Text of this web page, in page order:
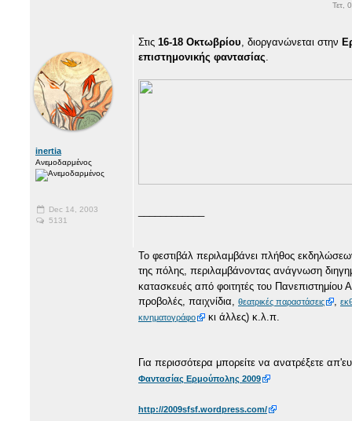
Τετ,
inertia
Ανεμοδαρμένος
Dec 14, 2003
5131
Στις 16-18 Οκτωβρίου , διοργανώνεται στην
επιστημονικής φαντασίας
Το φεστιβάλ περιλαμβάνει πλήθος
της πόλης, περιλαμβάνοντας ανάγνωση
κατασκευές από φοιτητές του Πανεπιστημίου
προβολές, παιχνίδια,
θεατρικές παραστάσεις
κινηματογράφο
κι άλλες) κ.λ.π.
Για περισσότερα μπορείτε να ανατρέξετε
Φαντασίας Ερμούπολης 2009
http://2009sfsf.wordpress.com/